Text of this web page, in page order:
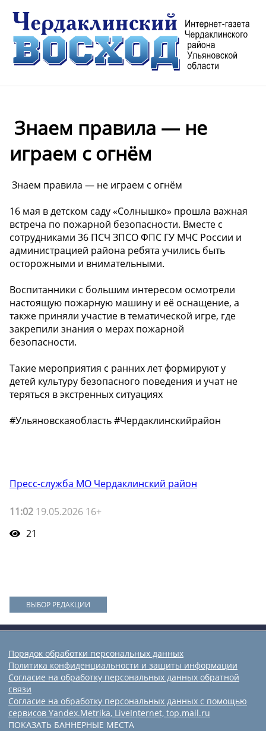
️ Знаем правила — не
играем с огнём
️ Знаем правила — не играем с огнём
16 мая в детском саду «Солнышко» прошла важная
встреча по пожарной безопасности. Вместе с
сотрудниками 36 ПСЧ ЗПСО ФПС ГУ МЧС России и
администрацией района ребята учились быть
осторожными и внимательными.
Воспитанники с большим интересом осмотрели
настоящую пожарную машину и её оснащение, а
также приняли участие в тематической игре, где
закрепили знания о мерах пожарной
безопасности.
Такие мероприятия с ранних лет формируют у
детей культуру безопасного поведения и учат не
теряться в экстренных ситуациях
#Ульяновскаяобласть #Чердаклинскийрайон
Пресс-служба МО Чердаклинский район
11:02 19.05.2026 16+
21
ВЫБОР РЕДАКЦИИ
Порядок обработки персональных данных
Политика конфиденциальности и защиты информации
Согласие на обработку персональных данных обратной
связи
Согласие на обработку персональных данных с помощью
сервисов Yandex.Metrika, LiveInternet, top.mail.ru
ПОКАЗАТЬ БАННЕРНЫЕ МЕСТА